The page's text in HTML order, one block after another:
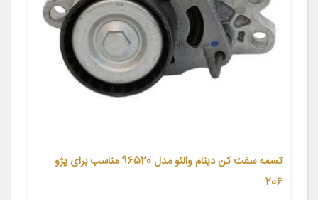
تسمه سفت کن دینام والئو مدل 96520 مناسب برای پژو
206